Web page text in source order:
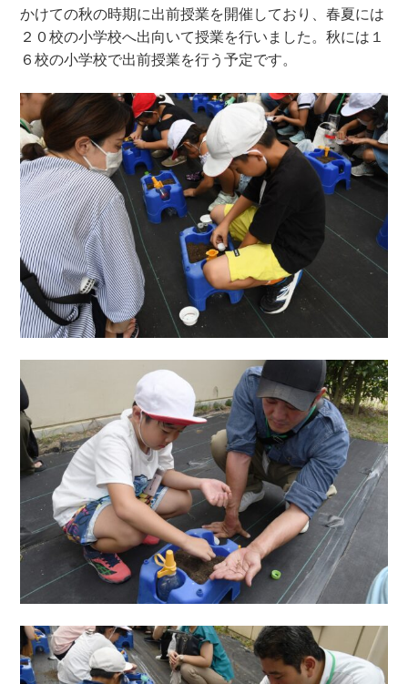
かけての秋の時期に出前授業を開催しており、春夏には
２０校の小学校へ出向いて授業を行いました。秋には１
６校の小学校で出前授業を行う予定です。